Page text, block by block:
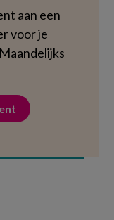
aan een
voor je